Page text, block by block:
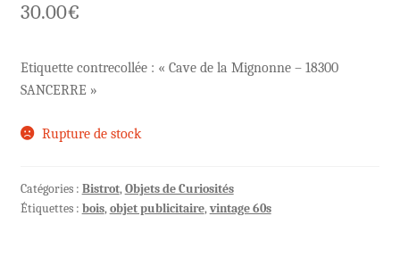
30.00€
Etiquette contrecollée : « Cave de la Mignonne – 18300
SANCERRE »
Rupture de stock
Catégories : Bistrot,Objets de Curiosités
Étiquettes : bois,objet publicitaire,vintage 60s